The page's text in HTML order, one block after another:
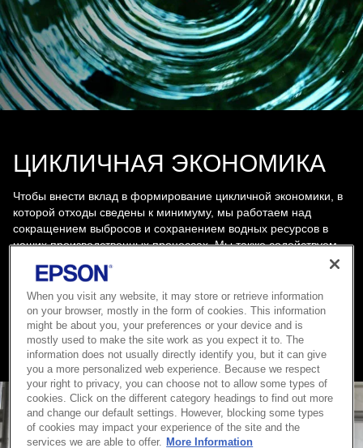
ЦИКЛИЧНАЯ ЭКОНОМИКА
Чтобы внести вклад в формирование цикличной экономики, в
которой отходы сведены к минимуму, мы работаем над
сокращением выбросов и сохранением водных ресурсов в
наших производственных процессах. Мы также содействуем
эффективному использованию ограниченных ресурсов, делая
продукцию меньше и легче, собирая и перерабатывая ее, а
также разрабатывая решения для цифровой струйной печати.
Подробнее
When you visit any website, it may store or retrieve information
on your browser, mostly in the form of cookies. This information
might be about you, your preferences or your device and is
mostly used to make the site work as you expect it to. The
information does not usually directly identify you, but it can give
you a more personalized web experience. Because we respect
your right to privacy, you can choose not to allow some types of
cookies. Click on the different category headings to find out more
and change our default settings. However, blocking some types
of cookies may impact your experience of the site and the
services we are able to offer. More Information